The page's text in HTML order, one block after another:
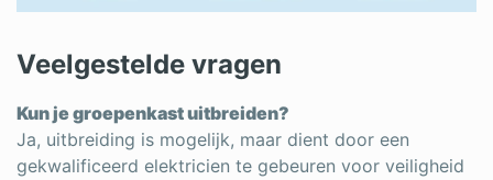
Veelgestelde vragen
Kun je groepenkast uitbreiden?
Ja, uitbreiding is mogelijk, maar dient door een
gekwalificeerd elektricien te gebeuren voor veiligheid